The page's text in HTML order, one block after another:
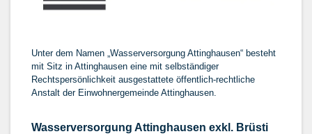
Unter dem Namen „Wasserversorgung Attinghausen“ besteht
mit Sitz in Attinghausen eine mit selbständiger
Rechtspersönlichkeit ausgestattete öffentlich-rechtliche
Anstalt der Einwohnergemeinde Attinghausen.
Wasserversorgung Attinghausen exkl. Brüsti